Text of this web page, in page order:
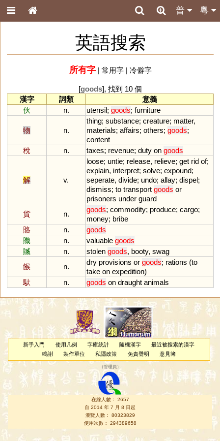
粵
普
英語搜索
所有字| 常用字| 冷僻字
[goods], 找到 10 個
漢字
詞類
意義
伙
n. utensil; goods; furniture
物 n.
thing; substance; creature; matter,
materials; affairs; others; goods;
content
稅
n. taxes; revenue; duty on goods
解 v.
loose; untie; release, relieve; get rid of;
explain, interpret; solve; expound;
seperate, divide; undo; allay; dispel;
dismiss; to transport goods or
prisoners under guard
貨
n.
goods; commodity; produce; cargo;
money; bribe
賂
n.
goods
賳
n. valuable goods
贓
n. stolen goods, booty, swag
餱
n.
dry provisions or goods; rations (to
take on expedition)
馱
n. goods on draught animals
新手入門 使用凡例 字庫統計 隨機漢字
最近被搜索的漢字
鳴謝
製作單位 私隱政策 免責聲明 意見簿
（管理員 ）
在線人數： 2657
自 2014 年 7 月 8 日起
瀏覽人數： 80323829
使用次數： 294389658